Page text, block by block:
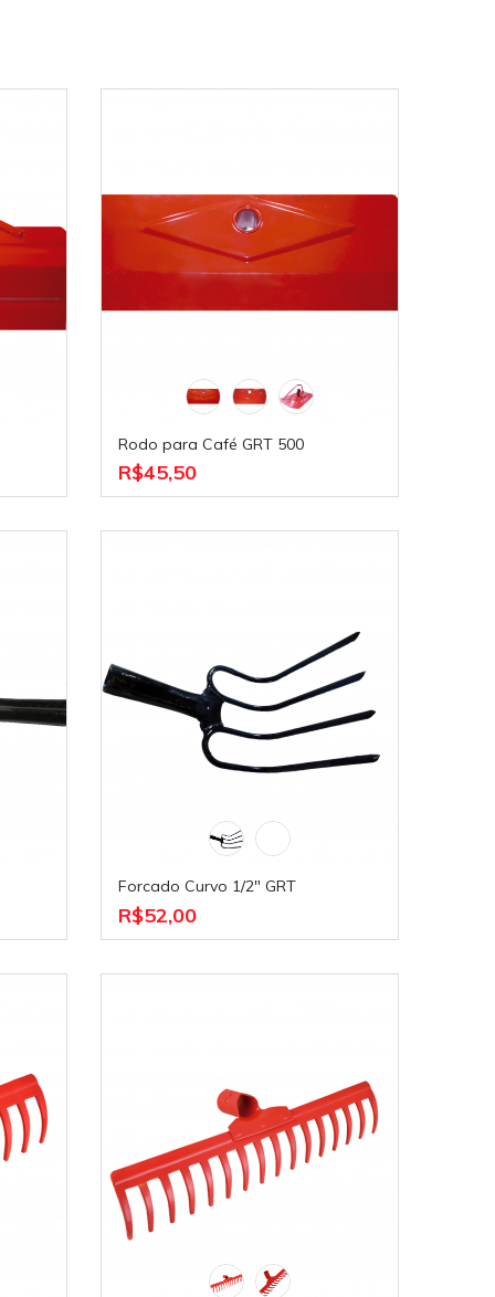
Rodo para Café GRT 500
R$45,50
Forcado Curvo 1/2" GRT
R$52,00